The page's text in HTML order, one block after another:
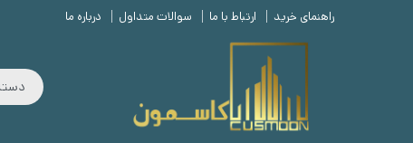
راهنمای خرید ارتباط با ما سوالات متداول درباره ما